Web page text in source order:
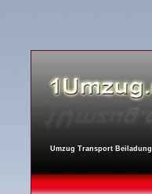
Umzug Transport Beiladung